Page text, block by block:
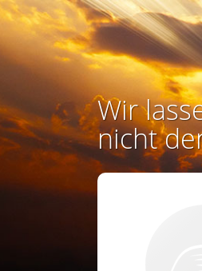
Wir
nicht